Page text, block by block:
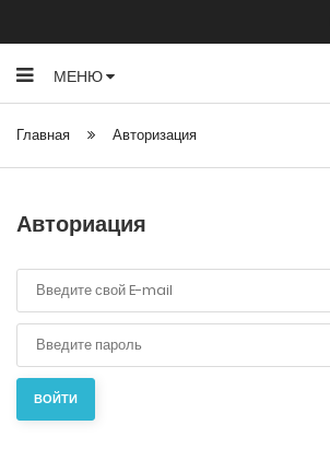
МЕНЮ
Главная Авторизация
Авториация
ВОЙТИ